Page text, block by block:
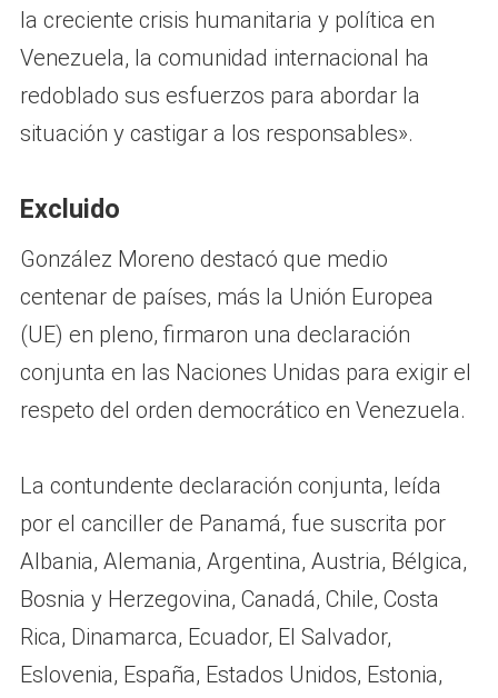
la creciente crisis humanitaria y política en
Venezuela, la comunidad internacional ha
redoblado sus esfuerzos para abordar la
situación y castigar a los responsables».
Excluido
González Moreno destacó que medio
centenar de países, más la Unión Europea
(UE) en pleno, firmaron una declaración
conjunta en las Naciones Unidas para exigir el
respeto del orden democrático en Venezuela.
La contundente declaración conjunta, leída
por el canciller de Panamá, fue suscrita por
Albania, Alemania, Argentina, Austria, Bélgica,
Bosnia y Herzegovina, Canadá, Chile, Costa
Rica, Dinamarca, Ecuador, El Salvador,
Eslovenia, España, Estados Unidos, Estonia,